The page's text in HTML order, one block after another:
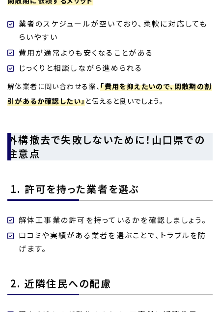
業者のスケジュールが空いており、柔軟に対応しても
らいやすい
費用が通常よりも安くなることがある
じっくりと相談しながら進められる
解体業者に問い合わせる際、「費用を抑えたいので、閑散期の割
引があるか確認したい」と伝えると良いでしょう。
外構撤去で失敗しないために！山口県での
注意点
1. 許可を持った業者を選ぶ
解体工事業の許可を持っているかを確認しましょう。
口コミや実績がある業者を選ぶことで、トラブルを防
げます。
2. 近隣住民への配慮